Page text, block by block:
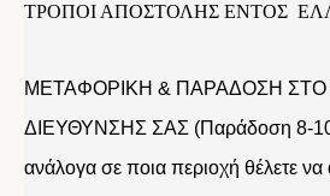
ΤΡΟΠΟΙ ΑΠΟΣΤΟΛΗΣ ΕΝΤΟΣ
ΜΕΤΑΦΟΡΙΚΗ & ΠΑΡΑΔΟΣΗ
ΔΙΕΥΘΥΝΣΗΣ ΣΑΣ (Παράδοση 8-10
ανάλογα σε ποια περιοχή θέλετε να